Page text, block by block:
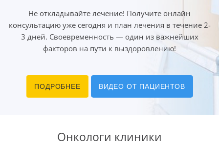
Не откладывайте лечение! Получите онлайн
консультацию уже сегодня и план лечения в течение 2-
3 дней. Своевременность — один из важнейших
факторов на пути к выздоровлению!
ПОДРОБНЕЕ ВИДЕО ОТ ПАЦИЕНТОВ
Онкологи клиники